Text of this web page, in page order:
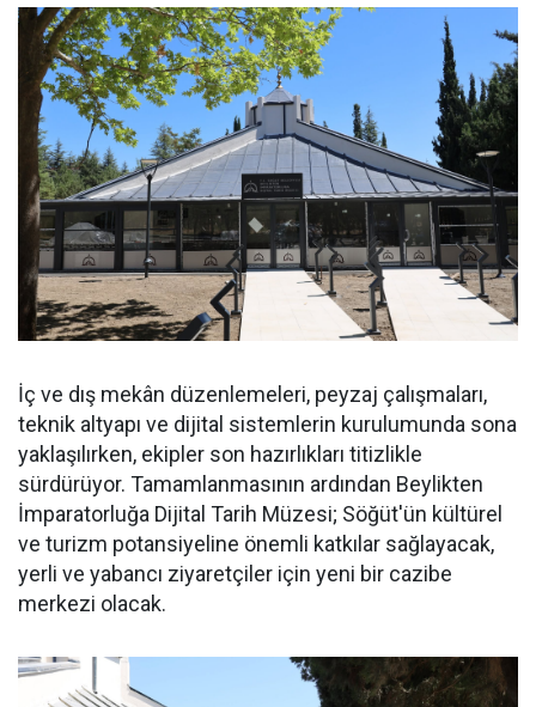
İç ve dış mekân düzenlemeleri, peyzaj çalışmaları,
teknik altyapı ve dijital sistemlerin kurulumunda sona
yaklaşılırken, ekipler son hazırlıkları titizlikle
sürdürüyor. Tamamlanmasının ardından Beylikten
İmparatorluğa Dijital Tarih Müzesi; Söğüt'ün kültürel
ve turizm potansiyeline önemli katkılar sağlayacak,
yerli ve yabancı ziyaretçiler için yeni bir cazibe
merkezi olacak.